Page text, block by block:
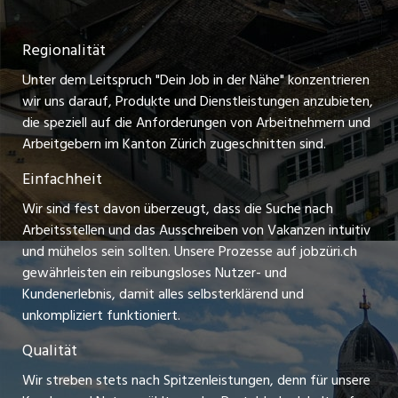
Temporäre Jobs
Freelance Jobs
Praktikum-Jobs
Lehrstellen
Ferienjobs
Führungspositionen
Arbeitgeber
Jobline
Nutzungsbedingungen
Impressum
Stellenmeldepflicht
zentraljob.ch
myjob.ch
schaffu.ch (VS)
ajourjob.ch
limmattalerzeitung.ch
radio24.ch
toxic.fm
telezüri.ch
chmedia.ch
Regionalität
Unter dem Leitspruch "Dein Job in der Nähe" konzentrieren
wir uns darauf, Produkte und Dienstleistungen anzubieten,
die speziell auf die Anforderungen von Arbeitnehmern und
Arbeitgebern im Kanton Zürich zugeschnitten sind.
Einfachheit
Wir sind fest davon überzeugt, dass die Suche nach
Arbeitsstellen und das Ausschreiben von Vakanzen intuitiv
und mühelos sein sollten. Unsere Prozesse auf jobzüri.ch
gewährleisten ein reibungsloses Nutzer- und
Kundenerlebnis, damit alles selbsterklärend und
unkompliziert funktioniert.
Qualität
Wir streben stets nach Spitzenleistungen, denn für unsere